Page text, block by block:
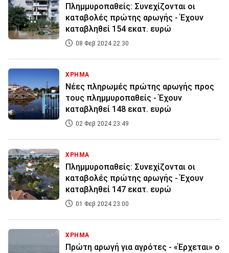
Πλημμυροπαθείς: Συνεχίζονται οι
καταβολές πρώτης αρωγής - Έχουν
καταβληθεί 154 εκατ. ευρώ
08 Φεβ 2024 22:30
ΧΡΗΜΑ
Νέες πληρωμές πρώτης αρωγής προς
τους πλημμυροπαθείς - Έχουν
καταβληθεί 148 εκατ. ευρώ
02 Φεβ 2024 23:49
ΧΡΗΜΑ
Πλημμυροπαθείς: Συνεχίζονται οι
καταβολές πρώτης αρωγής - Έχουν
καταβληθεί 147 εκατ. ευρώ
01 Φεβ 2024 23:00
ΧΡΗΜΑ
Πρώτη αρωγή για αγρότες - «Έρχεται» ο